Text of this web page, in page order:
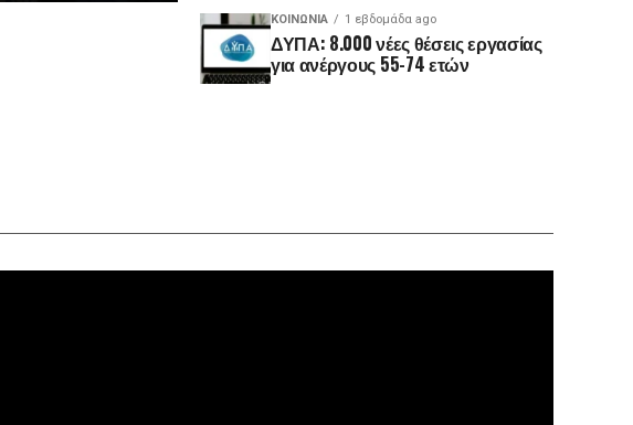
ΚΟΙΝΩΝΊΑ 1 εβδομάδα ago
ΔΥΠΑ: 8.000 νέες θέσεις εργασίας
για ανέργους 55-74 ετών